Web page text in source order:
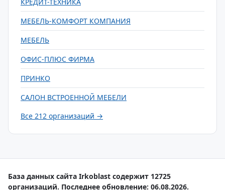
МЕБЕЛЬ-КОМФОРТ КОМПАНИЯ
МЕБЕЛЬ
ОФИС-ПЛЮС ФИРМА
ПРИНКО
САЛОН ВСТРОЕННОЙ МЕБЕЛИ
Все 212 организаций →
База данных сайта Irkoblast содержит 12725
организаций. Последнее обновление: 06.08.2026.